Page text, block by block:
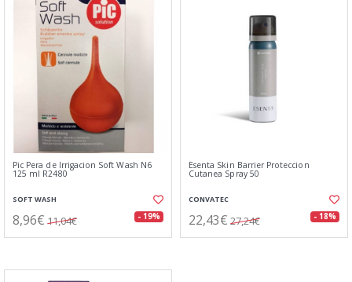
Pic Pera de Irrigacion Soft Wash N6
125 ml R2480
SOFT WASH
8,96€ 11,04€ - 19%
Esenta Skin Barrier Proteccion
Cutanea Spray 50
CONVATEC
22,43€ 27,24€ - 18%